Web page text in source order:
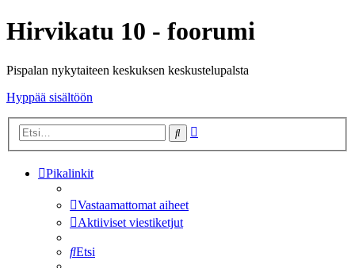
Hirvikatu 10 - foorumi
Pispalan nykytaiteen keskuksen keskustelupalsta
Hyppää sisältöön
Etsi
Pikalinkit
Vastaamattomat aiheet
Aktiiviset viestiketjut
Etsi